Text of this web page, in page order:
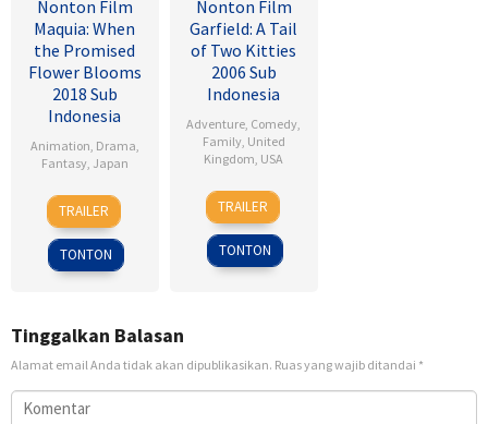
Nonton Film
Maquia: When
the Promised
Flower Blooms
2018 Sub
Indonesia
Animation, Drama,
Fantasy, Japan
24
Feb
2018
Heo
Jong
TRAILER
TONTON
Nonton Film
Garfield: A Tail
of Two Kitties
2006 Sub
Indonesia
Adventure, Comedy,
Family, United
Kingdom, USA
15
Jun
2006
Tim
Hill
TRAILER
TONTON
Tinggalkan Balasan
Alamat email Anda tidak akan dipublikasikan. Ruas yang wajib ditandai *